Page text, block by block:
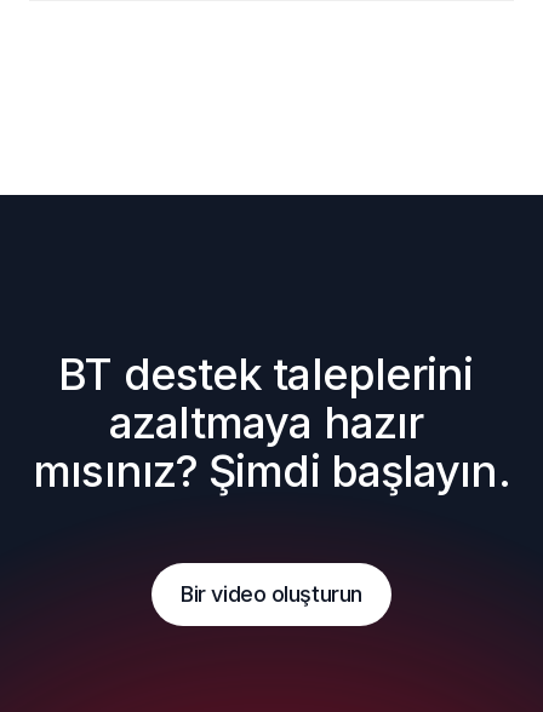
BT destek taleplerini
azaltmaya hazır
mısınız? Şimdi başlayın.
Bir video oluşturun